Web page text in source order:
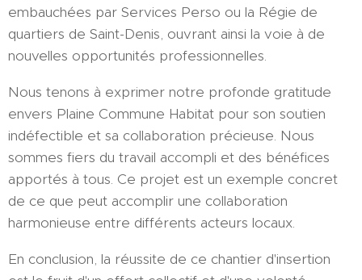
embauchées par Services Perso ou la Régie de
quartiers de Saint-Denis, ouvrant ainsi la voie à de
nouvelles opportunités professionnelles.
Nous tenons à exprimer notre profonde gratitude
envers Plaine Commune Habitat pour son soutien
indéfectible et sa collaboration précieuse. Nous
sommes fiers du travail accompli et des bénéfices
apportés à tous. Ce projet est un exemple concret
de ce que peut accomplir une collaboration
harmonieuse entre différents acteurs locaux.
En conclusion, la réussite de ce chantier d'insertion